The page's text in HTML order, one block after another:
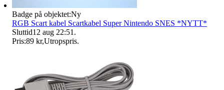
Badge på objektet:Ny
RGB Scart kabel Scartkabel Super Nintendo SNES *NYTT*
Sluttid12 aug 22:51 .
Pris:89 kr,Utropspris.